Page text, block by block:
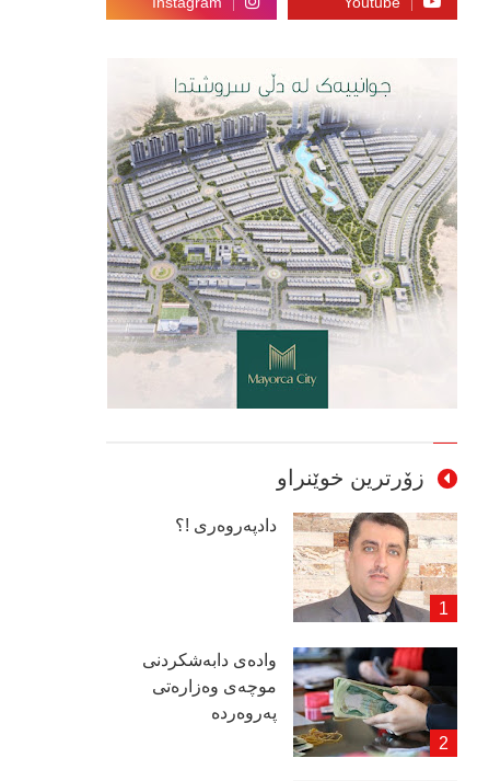
زۆرترین خوێنراو
دادپەروەری !؟
وادەی دابەشكردنی
موچەی وەزارەتی
پەروەردە